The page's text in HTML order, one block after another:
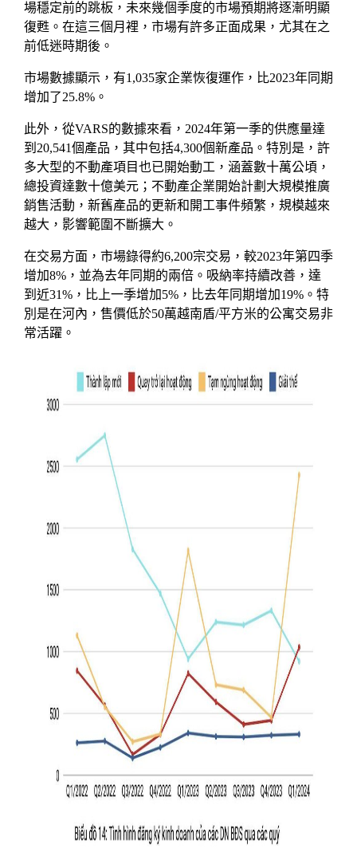
場穩定前的跳板，未來幾個季度的市場預期將逐漸明顯
復甦。在這三個月裡，市場有許多正面成果，尤其在之
前低迷時期後。
市場數據顯示，有1,035家企業恢復運作，比2023年同期
增加了25.8%。
此外，從VARS的數據來看，2024年第一季的供應量達
到20,541個產品，其中包括4,300個新產品。特別是，許
多大型的不動產項目也已開始動工，涵蓋數十萬公頃，
總投資達數十億美元；不動產企業開始計劃大規模推廣
銷售活動，新舊產品的更新和開工事件頻繁，規模越來
越大，影響範圍不斷擴大。
在交易方面，市場錄得約6,200宗交易，較2023年第四季
增加8%，並為去年同期的兩倍。吸納率持續改善，達
到近31%，比上一季增加5%，比去年同期增加19%。特
別是在河內，售價低於50萬越南盾/平方米的公寓交易非
常活躍。